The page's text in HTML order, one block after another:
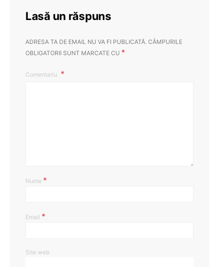
Lasă un răspuns
ADRESA TA DE EMAIL NU VA FI PUBLICATĂ. CÂMPURILE
OBLIGATORII SUNT MARCATE CU *
Comentariu
Nume *
Email *
Site web